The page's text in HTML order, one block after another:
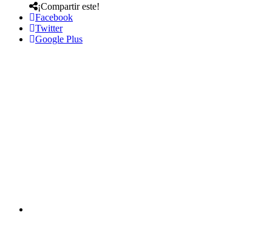
¡Compartir este!
Facebook
Twitter
Google Plus